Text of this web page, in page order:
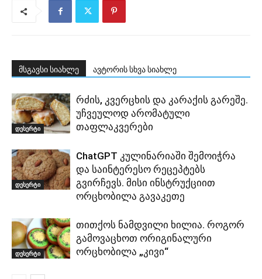
მსგავსი სიახლე ავტორის სხვა სიახლე
დესერტი
რძის, კვერცხის და კარაქის გარეშე.
უჩვეულოდ არომატული
თაფლაკვერები
დესერტი
ChatGPT კულინარიაში შემოიჭრა
და საინტერესო რეცეპტებს
გვირჩევს. მისი ინსტრუქციით
ორცხობილა გავაკეთე
დესერტი
თითქოს ნამდვილი ხილია. როგორ
გამოვაცხოთ ორიგინალური
ორცხობილა „კივი“